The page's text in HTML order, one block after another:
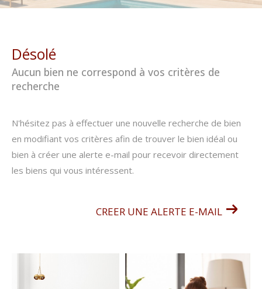
Désolé
Aucun bien ne correspond à vos critères de
recherche
N'hésitez pas à effectuer une nouvelle recherche de bien
en modifiant vos critères afin de trouver le bien idéal ou
bien à créer une alerte e-mail pour recevoir directement
les biens qui vous intéressent.
CREER UNE ALERTE E-MAIL